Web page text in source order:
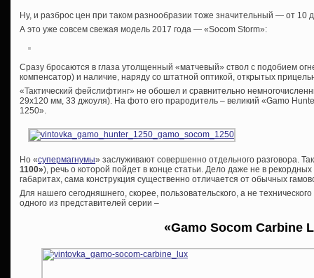
Ну, и разброс цен при таком разнообразии тоже значительный — от 10
А это уже совсем свежая модель 2017 года — «Socom Storm»:
Сразу бросаются в глаза утолщенный «матчевый» ствол с подобием
компенсатор) и наличие, наряду со штатной оптикой, открытых
«Тактический фейслифтинг» не обошел и сравнительно
29х120 мм, 33 джоуля). На фото его прародитель – великий «Gamo
1250».
Но «супермагнумы» заслуживают совершенно отдельного разговора.
1100»), речь о которой пойдет в конце статьи. Дело даже не в
габаритах, сама конструкция существенно отличается от обычных
Для нашего сегодняшнего, скорее, пользовательского, а не
одного из представителей серии –
«Gamo Socom Carbine